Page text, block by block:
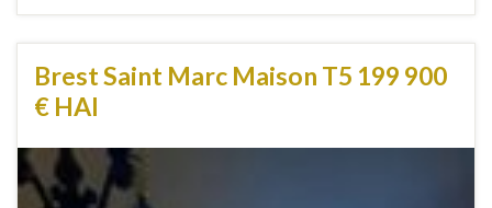
Brest Saint Marc Maison T5 199 900
€ HAI